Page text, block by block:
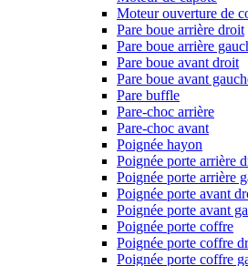
Moteur ouverture de
Pare boue arrière droit
Pare boue arrière
Pare boue avant droit
Pare boue avant
Pare buffle
Pare-choc arrière
Pare-choc avant
Poignée hayon
Poignée porte arrière
Poignée porte arrière
Poignée porte avant
Poignée porte avant
Poignée porte coffre
Poignée porte coffre
Poignée porte coffre